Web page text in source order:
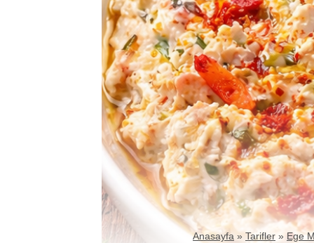
Anasayfa » Tarifler » Ege